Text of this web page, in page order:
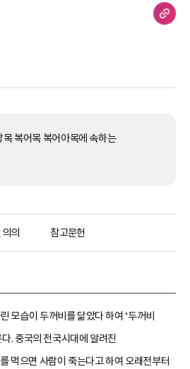
복어목 복어아목에 속하는
의 참고문헌
모습이 두꺼비를 닮았다 하여 ‘두꺼비
. 중국의 전국시대에 알려진
먹으면 사람이 죽는다고 하여 오래전부터